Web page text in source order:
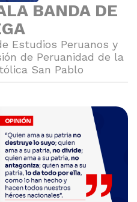
BANDA DE
Estudios Peruanos y
de Peruanidad de la
San Pablo